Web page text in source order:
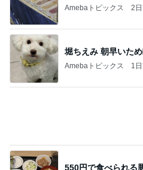
Amebaトピックス 2
堀ちえみ 朝早いた
Amebaトピックス 1
550円で食べられる